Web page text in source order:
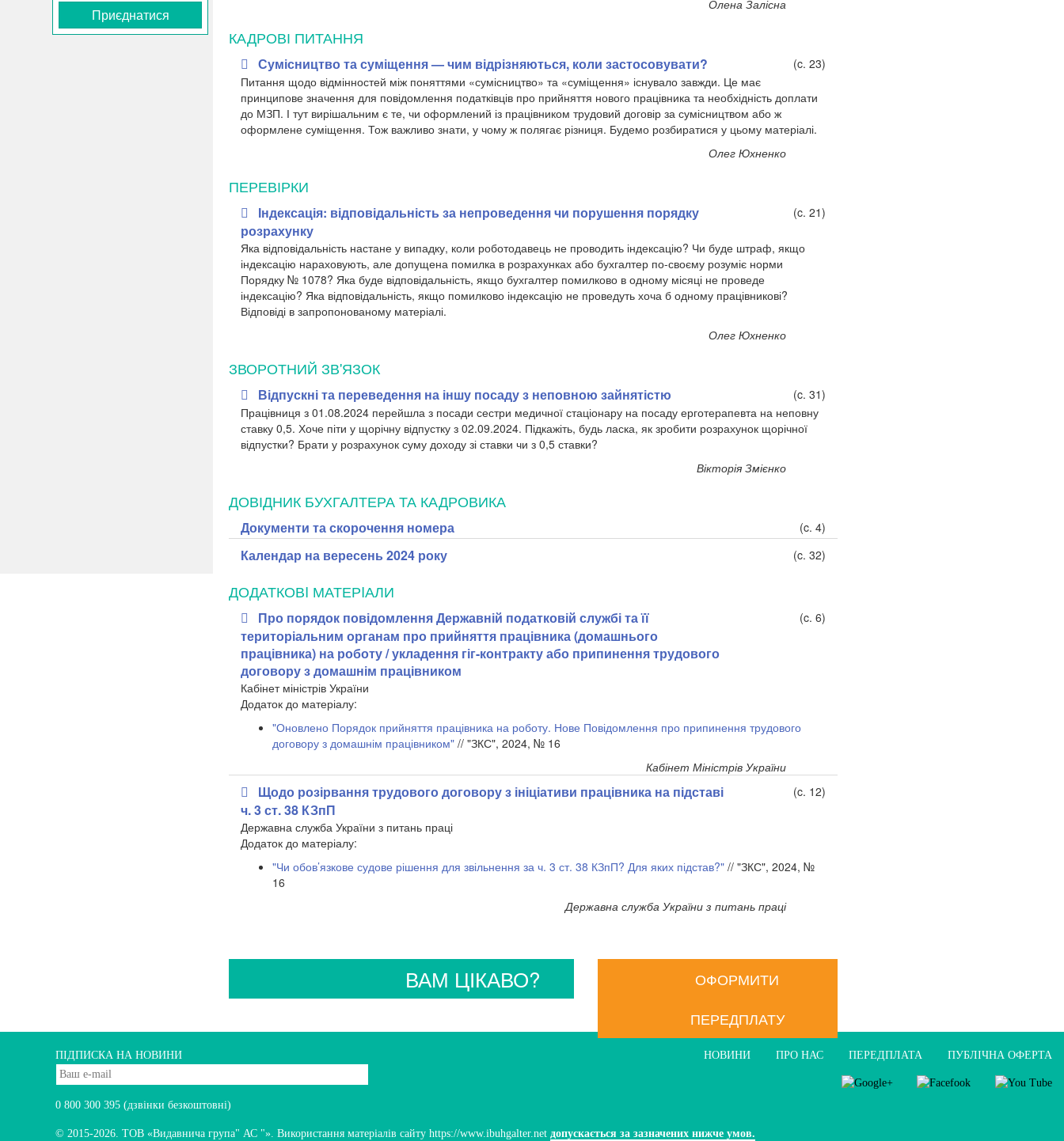
Приєднатися
Олена Залісна
КАДРОВІ ПИТАННЯ
Сумісництво та суміщення — чим відрізняються, коли застосовувати?
(c. 23)
Питання щодо відмінностей між поняттями «сумісництво» та «суміщення» існувало завжди. Це має
принципове значення для повідомлення податківців про прийняття нового працівника та необхідність доплати
до МЗП. І тут вирішальним є те, чи оформлений із працівником трудовий договір за сумісництвом або ж
оформлене суміщення. Тож важливо знати, у чому ж полягає різниця. Будемо розбиратися у цьому матеріалі.
Олег Юхненко
ПЕРЕВІРКИ
Індексація: відповідальність за непроведення чи порушення порядку
розрахунку
(c. 21)
Яка відповідальність настане у випадку, коли роботодавець не проводить індексацію? Чи буде штраф, якщо
індексацію нараховують, але допущена помилка в розрахунках або бухгалтер по-своєму розуміє норми
Порядку № 1078? Яка буде відповідальність, якщо бухгалтер помилково в одному місяці не проведе
індексацію? Яка відповідальність, якщо помилково індексацію не проведуть хоча б одному працівникові?
Відповіді в запропонованому матеріалі.
Олег Юхненко
ЗВОРОТНИЙ ЗВ'ЯЗОК
Відпускні та переведення на іншу посаду з неповною зайнятістю
(c. 31)
Працівниця з 01.08.2024 перейшла з посади сестри медичної стаціонару на посаду ерготерапевта на неповну
ставку 0,5. Хоче піти у щорічну відпустку з 02.09.2024. Підкажіть, будь ласка, як зробити розрахунок щорічної
відпустки? Брати у розрахунок суму доходу зі ставки чи з 0,5 ставки?
Вікторія Змієнко
ДОВІДНИК БУХГАЛТЕРА ТА КАДРОВИКА
Документи та скорочення номера (c. 4)
Календар на вересень 2024 року (c. 32)
ДОДАТКОВI МАТЕРIАЛИ
Про порядок повідомлення Державній податковій службі та її
територіальним органам про прийняття працівника (домашнього
працівника) на роботу / укладення гіг-контракту або припинення трудового
договору з домашнім працівником
(c. 6)
Кабінет міністрів України
Додаток до матеріалу:
"Оновлено Порядок прийняття працівника на роботу. Нове Повідомлення про припинення трудового
договору з домашнім працівником"// "ЗКС", 2024, № 16
Кабінет Міністрів України
Щодо розірвання трудового договору з ініціативи працівника на підставі
ч. 3 ст. 38 КЗпП
(c. 12)
Державна служба України з питань праці
​Додаток до матеріалу:
"Чи обов’язкове судове рішення для звільнення за ч. 3 ст. 38 КЗпП? Для яких підстав?"// "ЗКС", 2024, №
16
Державна служба України з питань праці
ВАМ ЦІКАВО?
ОФОРМИТИ
ПЕРЕДПЛАТУ
ПІДПИСКА НА НОВИНИ
0 800 300 395 (дзвінки безкоштовні)
НОВИНИ ПРО НАС ПЕРЕДПЛАТА ПУБЛIЧНА ОФЕРТА
© 2015-2026. ТОВ «Видавнича група" АС "». Використання матеріалів сайту https://www.ibuhgalter.net допускається за зазначених нижче умов.